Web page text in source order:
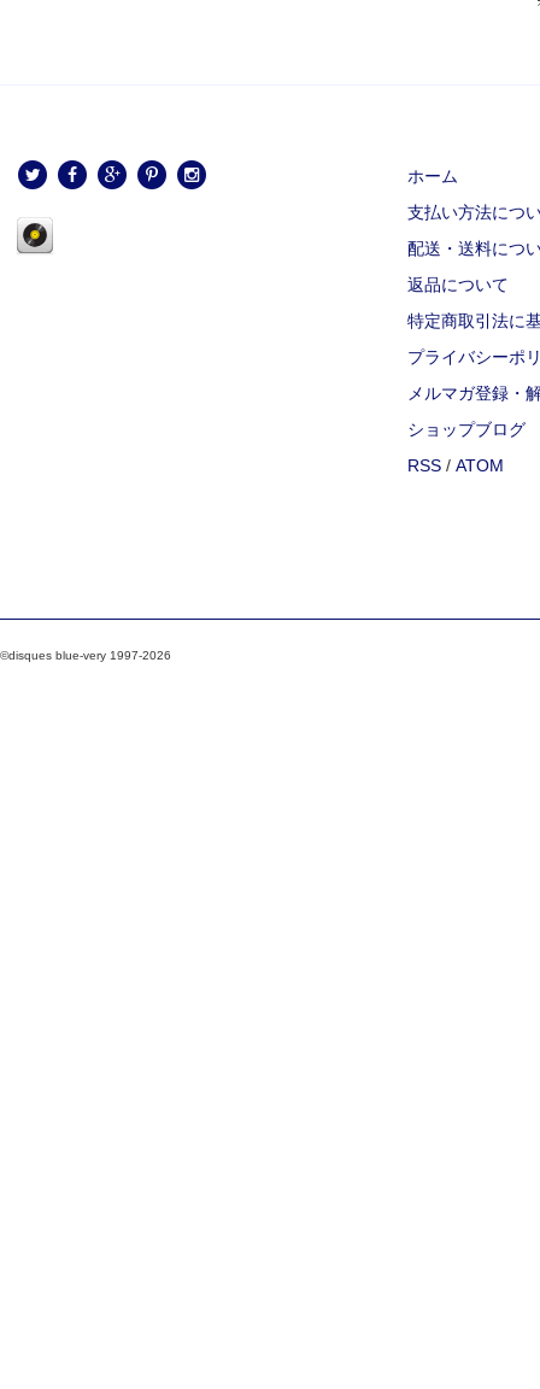
ホーム
支払い方法につ
配送・送料につ
返品について
特定商取引法に
プライバシーポ
メルマガ登録・
ショップブログ
RSS / ATOM
©disques blue-very 1997-2026